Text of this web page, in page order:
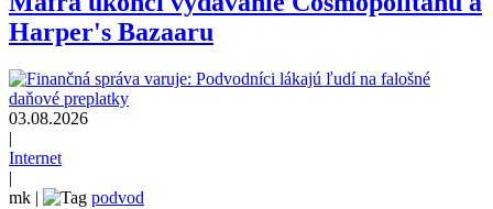
Harper's Bazaaru
03.08.2026
|
Internet
|
mk | podvod